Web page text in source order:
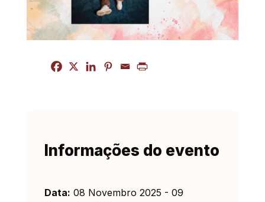
Informações do evento
Data: 08 Novembro 2025 - 09